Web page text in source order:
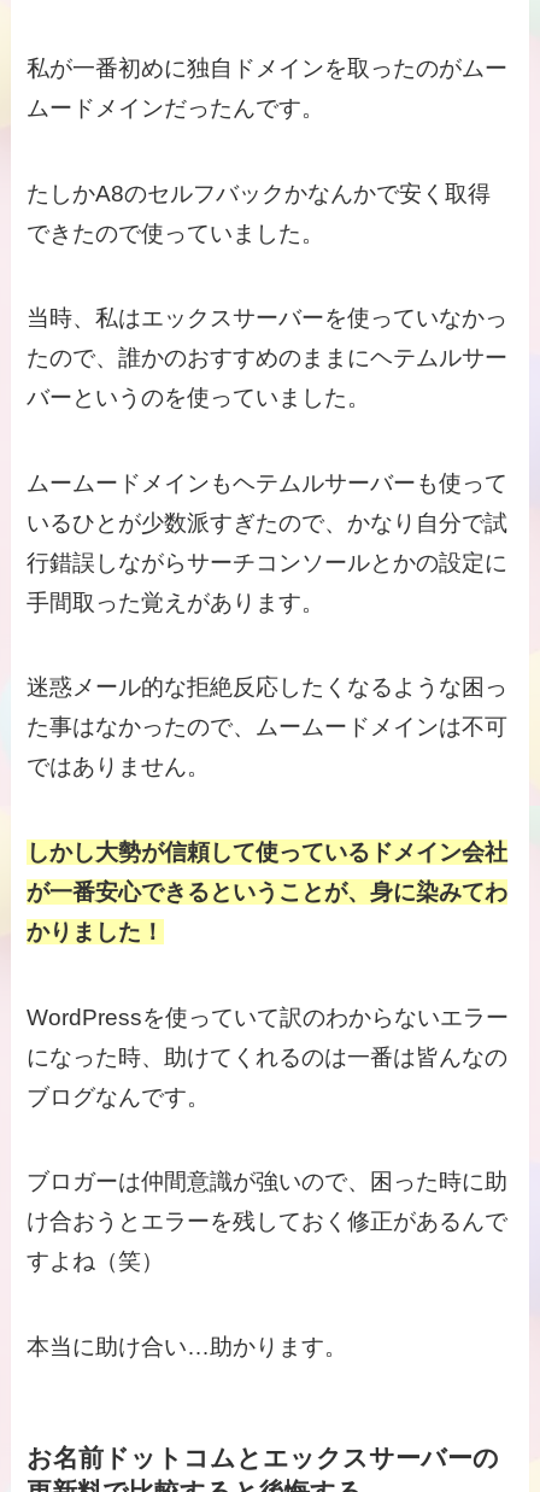
私が一番初めに独自ドメインを取ったのがムー
ムードメインだったんです。
たしかA8のセルフバックかなんかで安く取得
できたので使っていました。
当時、私はエックスサーバーを使っていなかっ
たので、誰かのおすすめのままにヘテムルサー
バーというのを使っていました。
ムームードメインもヘテムルサーバーも使って
いるひとが少数派すぎたので、かなり自分で試
行錯誤しながらサーチコンソールとかの設定に
手間取った覚えがあります。
迷惑メール的な拒絶反応したくなるような困っ
た事はなかったので、ムームードメインは不可
ではありません。
しかし大勢が信頼して使っているドメイン会社
が一番安心できるということが、身に染みてわ
かりました！
WordPressを使っていて訳のわからないエラー
になった時、助けてくれるのは一番は皆んなの
ブログなんです。
ブロガーは仲間意識が強いので、困った時に助
け合おうとエラーを残しておく修正があるんで
すよね（笑）
本当に助け合い…助かります。
お名前ドットコムとエックスサーバーの